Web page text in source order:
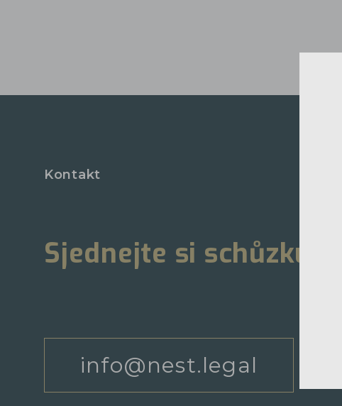
Kontakt
Sjednejte si schůzku
info@nest.legal